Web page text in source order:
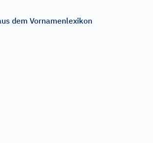
dem Vornamenlexikon